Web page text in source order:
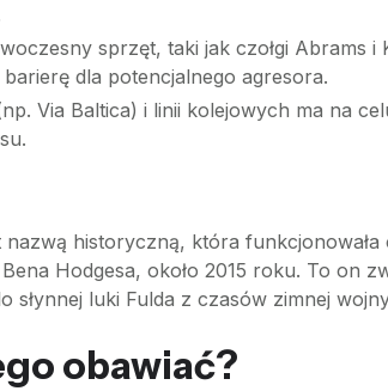
sprzęt, taki jak czołgi Abrams
dla potencjalnego agresora.
Via Baltica) i linii kolejowych ma na
nazwą historyczną, która
Hodgesa, około 2015 roku. To on
luki Fulda z czasów zimnej
obawiać?